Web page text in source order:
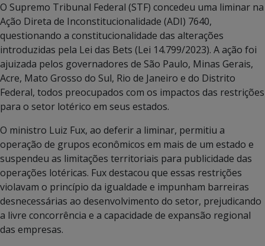
O Supremo Tribunal Federal (STF) concedeu uma liminar na
Ação Direta de Inconstitucionalidade (ADI) 7640,
questionando a constitucionalidade das alterações
introduzidas pela Lei das Bets (Lei 14.799/2023). A ação foi
ajuizada pelos governadores de São Paulo, Minas Gerais,
Acre, Mato Grosso do Sul, Rio de Janeiro e do Distrito
Federal, todos preocupados com os impactos das restrições
para o setor lotérico em seus estados.
O ministro Luiz Fux, ao deferir a liminar, permitiu a
operação de grupos econômicos em mais de um estado e
suspendeu as limitações territoriais para publicidade das
operações lotéricas. Fux destacou que essas restrições
violavam o princípio da igualdade e impunham barreiras
desnecessárias ao desenvolvimento do setor, prejudicando
a livre concorrência e a capacidade de expansão regional
das empresas.